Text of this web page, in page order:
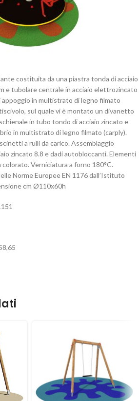
costituita da una piastra tonda di acciaio
e tubolare centrale in acciaio elettrozincato
in multistrato di legno filmato
sul quale vi è montato un divanetto
in tubo tondo di acciaio zincato e
in multistrato di legno filmato (carply).
a rulli da carico. Assemblaggio
zincato 8.8 e dadi autobloccanti. Elementi
Verniciatura a forno 180°C.
Norme Europee EN 1176 dall’Istituto
cm Ø110x60h